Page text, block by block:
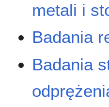
metali i
Badania
Badania